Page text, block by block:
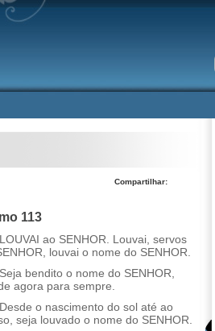
Compartilhar:
113
LOUVAI ao SENHOR. Louvai, servos
louvai o nome do SENHOR.
Seja bendito o nome do SENHOR,
agora para sempre.
Desde o nascimento do sol até ao
seja louvado o nome do SENHOR.